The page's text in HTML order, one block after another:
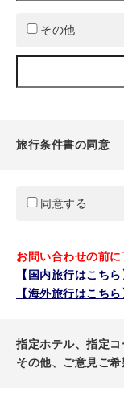
その他
旅行条件書の同意
同意する
お問い合わせの前に
【国内旅行はこちら
【海外旅行はこちら
指定ホテル、指定コ
その他、ご意見ご希